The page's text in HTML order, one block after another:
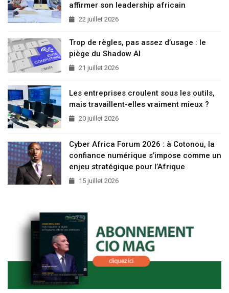
affirmer son leadership africain
22 juillet 2026
Trop de règles, pas assez d’usage : le
piège du Shadow AI
21 juillet 2026
Les entreprises croulent sous les outils,
mais travaillent-elles vraiment mieux ?
20 juillet 2026
Cyber Africa Forum 2026 : à Cotonou, la
confiance numérique s’impose comme un
enjeu stratégique pour l’Afrique
15 juillet 2026